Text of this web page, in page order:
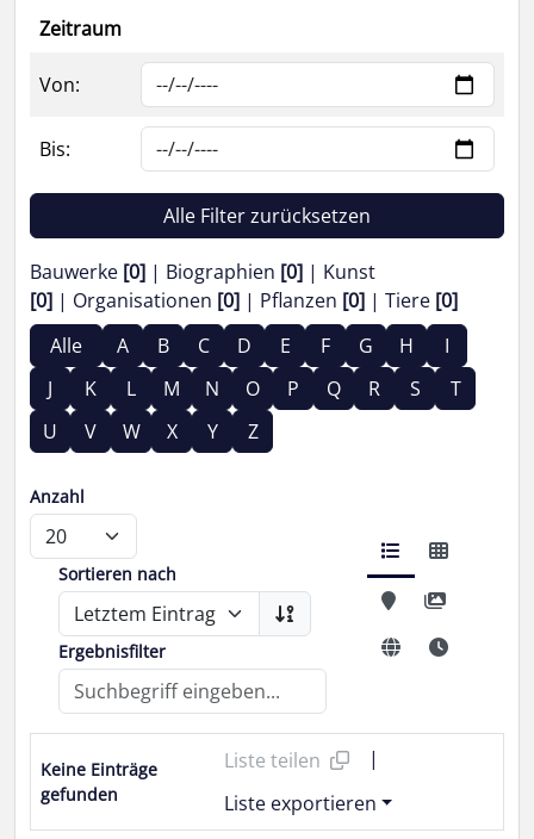
Zeitraum
Von:
Bis:
Alle Filter zurücksetzen
Bauwerke [0] Biographien [0]
Kunst
[0]
Organisationen [0] Pflanzen [0] Tiere [0]
Alle
A B C D E F G H
I
J
K L M N O P Q R S
T
U
V W X Y Z
Anzahl
Sortieren nach
Ergebnisfilter
Keine Einträge
gefunden
Liste teilen
|
Liste exportieren